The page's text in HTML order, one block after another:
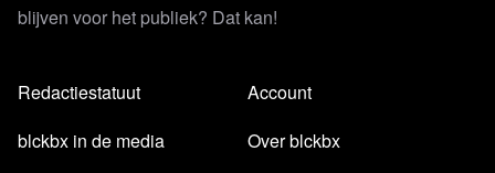
blijven voor het publiek? Dat kan!
Redactiestatuut
blckbx in de media
Account
Over blckbx